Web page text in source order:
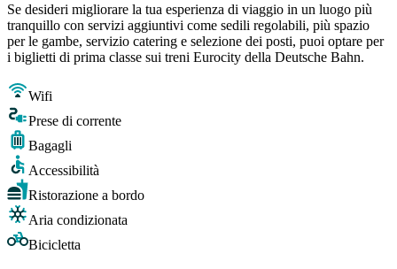
Se desideri migliorare la tua esperienza di viaggio in un luogo più
tranquillo con servizi aggiuntivi come sedili regolabili, più spazio
per le gambe, servizio catering e selezione dei posti, puoi optare per
i biglietti di prima classe sui treni Eurocity della Deutsche Bahn.
Wifi
Prese di corrente
Bagagli
Accessibilità
Ristorazione a bordo
Aria condizionata
Bicicletta